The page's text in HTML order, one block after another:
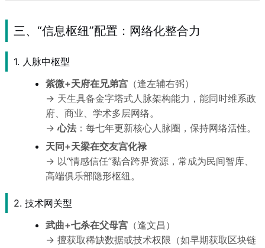
三、“信息枢纽”配置：网络化整合力
1. 人脉中枢型
紫微+天府在兄弟宫（逢左辅右弼）
→ 天生具备金字塔式人脉架构能力，能同时维系政
府、商业、学术多层网络。
→心法：每七年更新核心人脉圈，保持网络活性。
天同+天梁在交友宫化禄
→ 以“情感信任”黏合跨界资源，常成为民间智库、
高端俱乐部隐形枢纽。
2. 技术网关型
武曲+七杀在父母宫（逢文昌）
→ 擅获取稀缺数据或技术权限（如早期获取区块链